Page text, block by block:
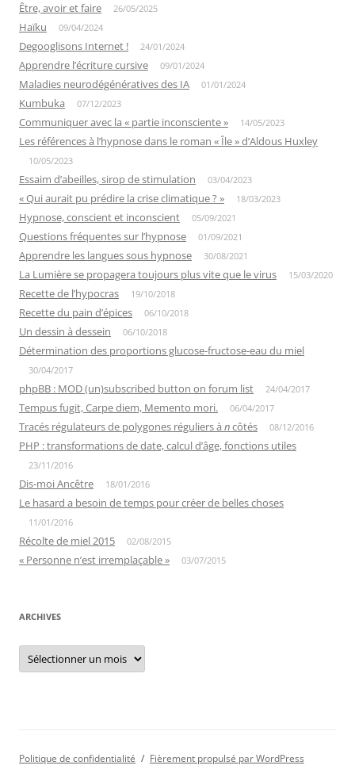
Être, avoir et faire 26/05/2025
Haïku 09/04/2024
Degooglisons Internet ! 24/01/2024
Apprendre l’écriture cursive 09/01/2024
Maladies neurodégénératives des IA 01/01/2024
Kumbuka 07/12/2023
Communiquer avec la « partie inconsciente » 14/05/2023
Les références à l’hypnose dans le roman « Île » d’Aldous Huxley
10/05/2023
Essaim d’abeilles, sirop de stimulation 03/04/2023
« Qui aurait pu prédire la crise climatique ? » 18/03/2023
Hypnose, conscient et inconscient 05/09/2021
Questions fréquentes sur l’hypnose 01/09/2021
Apprendre les langues sous hypnose 30/08/2021
La Lumière se propagera toujours plus vite que le virus 15/03/2020
Recette de l’hypocras 19/10/2018
Recette du pain d’épices 06/10/2018
Un dessin à dessein 06/10/2018
Détermination des proportions glucose-fructose-eau du miel
30/04/2017
phpBB : MOD (un)subscribed button on forum list 24/04/2017
Tempus fugit, Carpe diem, Memento mori. 06/04/2017
Tracés régulateurs de polygones réguliers à ncôtés 08/12/2016
PHP : transformations de date, calcul d’âge, fonctions utiles
23/11/2016
Dis-moi Ancêtre 18/01/2016
Le hasard a besoin de temps pour créer de belles choses
11/01/2016
Récolte de miel 2015 02/08/2015
« Personne n’est irremplaçable » 03/07/2015
ARCHIVES
Archives
Politique de confidentialité Fièrement propulsé par WordPress